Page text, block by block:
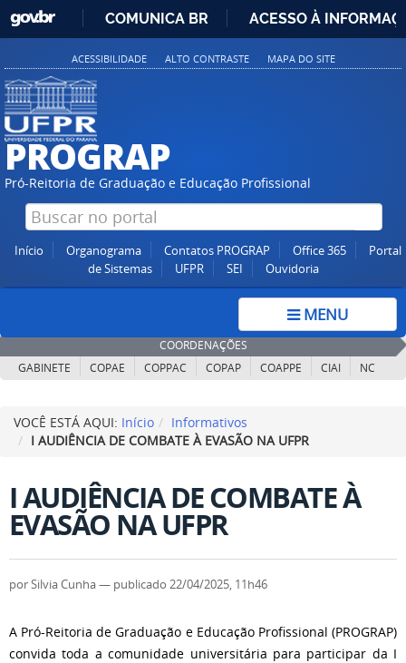
PARA
GOVBR
COMUNICA BR ACESSO À
ACESSIBILIDADE ALTO CONTRASTE MAPA DO SITE
PROGRAP
Pró-Reitoria de Graduação e Educação Profissional
Início Organograma Contatos PROGRAP Office 365
Portal
de Sistemas
UFPR SEI Ouvidoria
VOCÊ ESTÁ AQUI: Início
Informativos
I AUDIÊNCIA DE COMBATE À EVASÃO NA UFPR
COORDENAÇÕES
GABINETE
COPAE COPPAC COPAP COAPPE CIAI NC
MENU
I AUDIÊNCIA DE COMBATE À
EVASÃO NA UFPR
porSilvia Cunha— publicado 22/04/2025, 11h46
A Pró-Reitoria de Graduação e Educação Profissional (PROGRAP)
convida toda a comunidade universitária para participar da I